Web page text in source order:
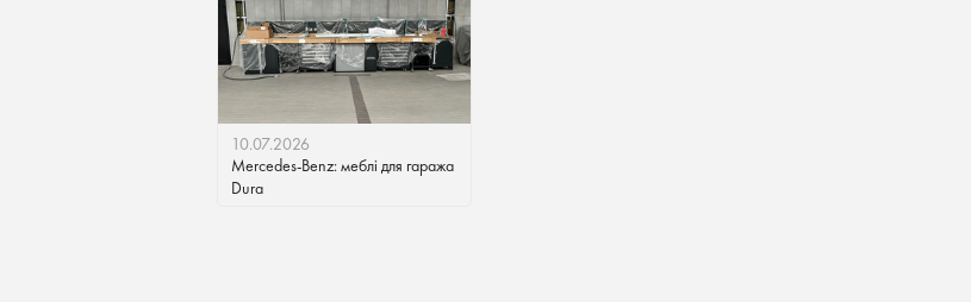
10.07.2026
Mercedes-Benz: меблі для гаража
Dura